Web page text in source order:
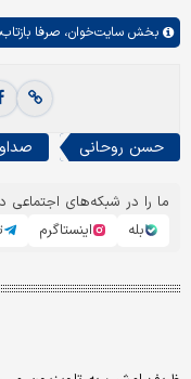
بخش سایت‌خوان، صرفا
حسن روحانی
ما را در شبکه‌های اجتماعی
بله
اینستاگرم